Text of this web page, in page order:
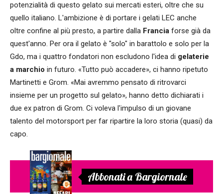
potenzialità di questo gelato sui mercati esteri, oltre che su
quello italiano. L'ambizione è di portare i gelati LEC anche
oltre confine al più presto, a partire dalla Francia forse già da
quest'anno. Per ora il gelato è "solo" in barattolo e solo per la
Gdo, ma i quattro fondatori non escludono l'idea di gelaterie
a marchio in futuro. «Tutto può accadere», ci hanno ripetuto
Martinetti e Grom. «Mai avremmo pensato di ritrovarci
insieme per un progetto sul gelato», hanno detto dichiarati i
due ex patron di Grom. Ci voleva l'impulso di un giovane
talento del motorsport per far ripartire la loro storia (quasi) da
capo.
Abbonati a Bargiornale